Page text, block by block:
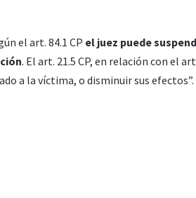
el art. 84.1 CP el juez puede
. El art. 21.5 CP, en relación con el
a la víctima, o disminuir sus